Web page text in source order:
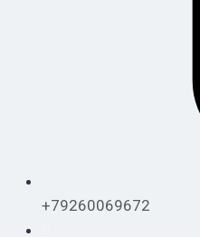
+79260069672